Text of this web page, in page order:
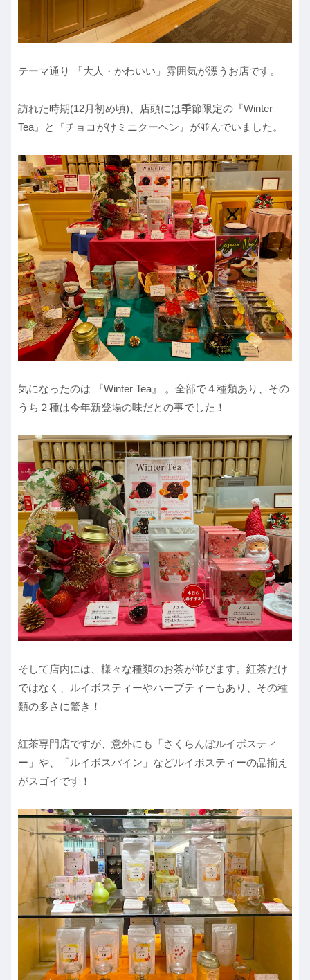
テーマ通り 「大人・かわいい」雰囲気が漂うお店です。
訪れた時期(12月初め頃)、店頭には季節限定の『Winter
Tea』と『チョコがけミニクーヘン』が並んでいました。
気になったのは 『Winter Tea』 。全部で４種類あり、その
うち２種は今年新登場の味だとの事でした！
そして店内には、様々な種類のお茶が並びます。紅茶だけ
ではなく、ルイボスティーやハーブティーもあり、その種
類の多さに驚き！
紅茶専門店ですが、意外にも「さくらんぼルイボスティ
ー」や、「ルイボスパイン」などルイボスティーの品揃え
がスゴイです！